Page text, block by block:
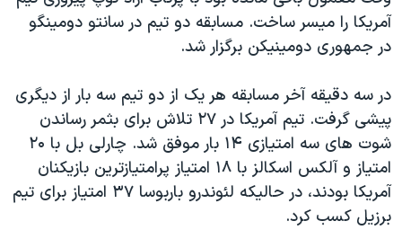
فرهنگ و زندگی
حقوق شهروندی
علم و فناوری
اسرائیل در جنگ
گالری عکس
آرشیو پخش زنده
مستندها
انتخابات ریاست جمهوری آمریکا ۲۰۲۴
رمز مهسا
ورزش زنان در ایران
اعتراضات زن، زندگی، آزادی
مجموعه مستندهای دادخواهی
دنبال کنید
زبانهای مختلف
آمريکا را ميسر ساخت. مسابقه دو تيم در سانتو دومينگو
در جمهوری دومينيکن برگزار شد.
در سه دقيقه آخر مسابقه هر يک از دو تيم سه بار از ديگری
پيشی گرفت. تيم آمريکا در ۲۷ تلاش برای بثمر رساندن
شوت های سه امتيازی ۱۴ بار موفق شد. چارلی بل با ۲۰
امتياز و آلکس اسکالز با ۱۸ امتياز پرامتيازترين بازيکنان
آمريکا بودند، در حاليکه لئوندرو باربوسا ۳۷ امتياز برای تيم
برزيل کسب کرد.